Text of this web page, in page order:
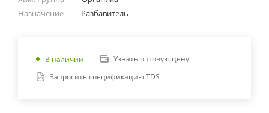
Назначение — Разбавитель
В наличии
Узнать оптовую цену
Запросить спецификацию TDS